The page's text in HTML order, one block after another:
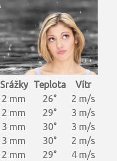
Srážky Teplota
Vítr
2 mm 26°
2 m/s
2 mm 29°
3 m/s
3 mm 30°
3 m/s
3 mm 30°
2 m/s
2 mm 29°
4 m/s